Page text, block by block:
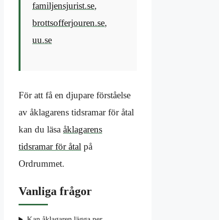
familjensjurist.se,
brottsofferjouren.se,
uu.se
För att få en djupare förståelse
av åklagarens tidsramar för åtal
kan du läsa åklagarens
tidsramar för åtal på
Ordrummet.
Vanliga frågor